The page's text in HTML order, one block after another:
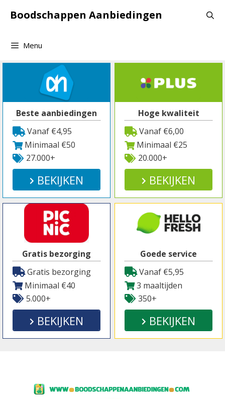
naarBoodschappen Aanbiedingen
Menu
Beste aanbiedingen
Vanaf €4,95
Minimaal €50
27.000+
BEKIJKEN
Hoge kwaliteit
Vanaf €6,00
Minimaal €25
20.000+
BEKIJKEN
Gratis bezorging
Gratis bezorging
Minimaal €40
5.000+
BEKIJKEN
Goede service
Vanaf €5,95
3 maaltijden
350+
BEKIJKEN